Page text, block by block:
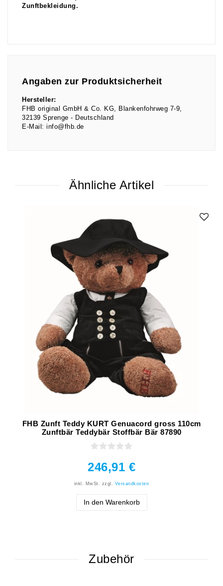
Zunftbekleidung.
Angaben zur Produktsicherheit
Hersteller:
FHB original GmbH & Co. KG
Blankenfohrweg 7-9
32139 Sprenge
Deutschland
E-Mail: info@fhb.de
Ähnliche Artikel
FHB Zunft Teddy KURT Genuacord gross 110cm
Zunftbär Teddybär Stoffbär Bär 87890
246,91 €
inkl. MwSt. zzgl. Versandkosten
In den Warenkorb
Zubehör